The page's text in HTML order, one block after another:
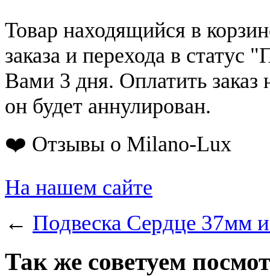
Товар находящийся в
заказа и перехода в статус
Вами 3 дня. Оплатить заказ
он будет аннулирован.
❤️ Отзывы о Milano-Lux
На нашем сайте
← Подвеска Сердце 37мм
Так же советуем